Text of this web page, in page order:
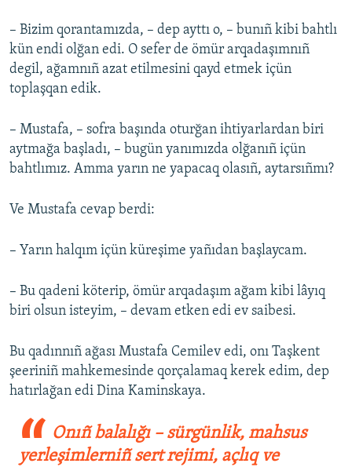
– Bizim qorantamızda, – dep ayttı o, – bunıñ kibi bahtlı
kün endi olğan edi. O sefer de ömür arqadaşımnıñ
degil, ağamnıñ azat etilmesini qayd etmek içün
toplaşqan edik.
– Mustafa, – sofra başında oturğan ihtiyarlardan biri
aytmağa başladı, – bugün yanımızda olğanıñ içün
bahtlımız. Amma yarın ne yapacaq olasıñ, aytarsıñmı?
Ve Mustafa cevap berdi:
– Yarın halqım içün küreşime yañıdan başlaycam.
– Bu qadeni köterip, ömür arqadaşım ağam kibi lâyıq
biri olsun isteyim, – devam etken edi ev saibesi.
Bu qadınnıñ ağası Mustafa Cemilev edi, onı Taşkent
şeeriniñ mahkemesinde qorçalamaq kerek edim, dep
hatırlağan edi Dina Kaminskaya.
Onıñ balalığı – sürgünlik, mahsus
yerleşimlerniñ sert rejimi, açlıq ve